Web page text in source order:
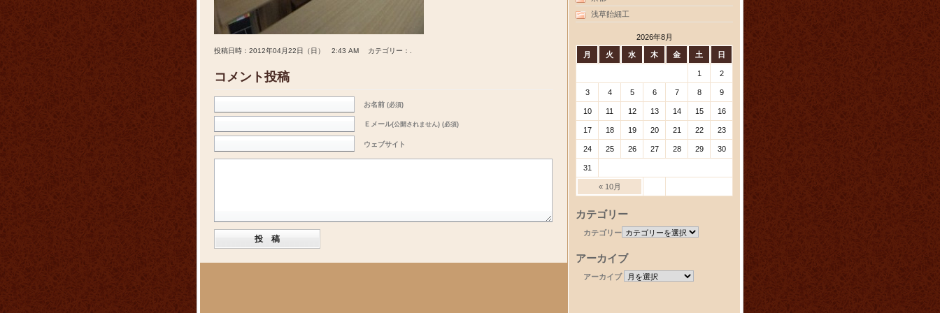
投稿日時：2012年04月22日（日） 2:43 AM カテゴリー：.
コメント投稿
お名前 (必須)
Ｅメール(公開されません) (必須)
ウェブサイト
浅草飴細工
2026年8月
月 火 水 木 金 土 日
« 10月
1 2
3 4 5 6 7 8 9
10 11 12 13 14 15 16
17 18 19 20 21 22 23
24 25 26 27 28 29 30
31
カテゴリー
カテゴリー
アーカイブ
アーカイブ